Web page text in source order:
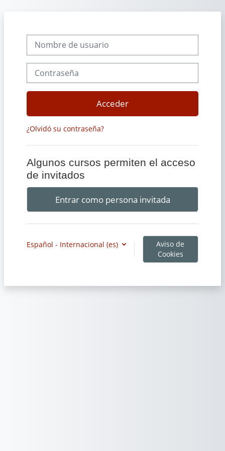
Nombre de usuario
Acceder
¿Olvidó su contraseña?
Algunos cursos permiten el acceso
de invitados
Entrar como persona invitada
Español - Internacional ‎(es)‎
Aviso de
Cookies